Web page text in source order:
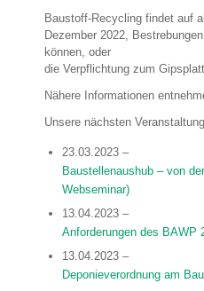
Baustoff-Recycling findet auf
Dezember 2022,
können, oder
die Verpflichtung zum
Nähere Informationen
Unsere nächsten
23.03.2023 –
Baustellenaushub – von
Webseminar)
13.04.2023 –
Anforderungen des BAWP
13.04.2023 –
Deponieverordnung am